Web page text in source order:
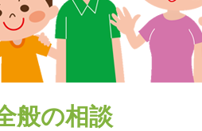
般の相談